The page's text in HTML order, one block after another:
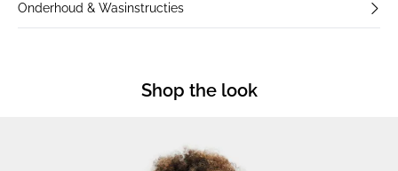
Onderhoud & Wasinstructies
Shop the look